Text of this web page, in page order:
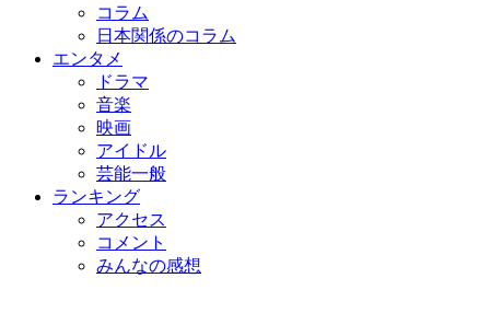
コラム
日本関係のコラム
エンタメ
ドラマ
音楽
映画
アイドル
芸能一般
ランキング
アクセス
コメント
みんなの感想